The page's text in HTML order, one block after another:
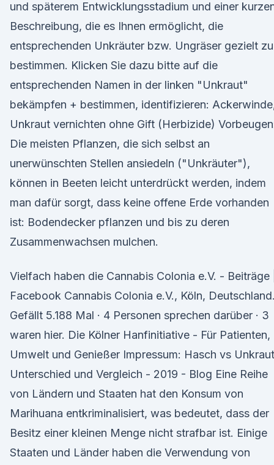
und späterem Entwicklungsstadium und einer
Beschreibung, die es Ihnen ermöglicht, die
entsprechenden Unkräuter bzw. Ungräser gezielt zu
bestimmen. Klicken Sie dazu bitte auf die
entsprechenden Namen in der linken "Unkraut"
bekämpfen + bestimmen, identifizieren:
Unkraut vernichten ohne Gift (Herbizide)
Die meisten Pflanzen, die sich selbst an
unerwünschten Stellen ansiedeln ("Unkräuter"),
können in Beeten leicht unterdrückt werden, indem
man dafür sorgt, dass keine offene Erde vorhanden
ist: Bodendecker pflanzen und bis zu deren
Zusammenwachsen mulchen.
Vielfach haben die Cannabis Colonia e.V. - Beiträge |
Facebook Cannabis Colonia e.V., Köln, Deutschland.
Gefällt 5.188 Mal · 4 Personen sprechen darüber · 3
waren hier. Die Kölner Hanfinitiative - Für Patienten,
Umwelt und Genießer Impressum: Hasch vs
Unterschied und Vergleich - 2019 - Blog Eine Reihe
von Ländern und Staaten hat den Konsum von
Marihuana entkriminalisiert, was bedeutet, dass der
Besitz einer kleinen Menge nicht strafbar ist. Einige
Staaten und Länder haben die Verwendung von